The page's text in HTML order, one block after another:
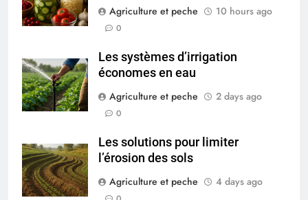
Agriculture et peche
10 hours ago
0
Les systèmes d’irrigation
économes en eau
Agriculture et peche
2 days ago
0
Les solutions pour limiter
l’érosion des sols
Agriculture et peche
4 days ago